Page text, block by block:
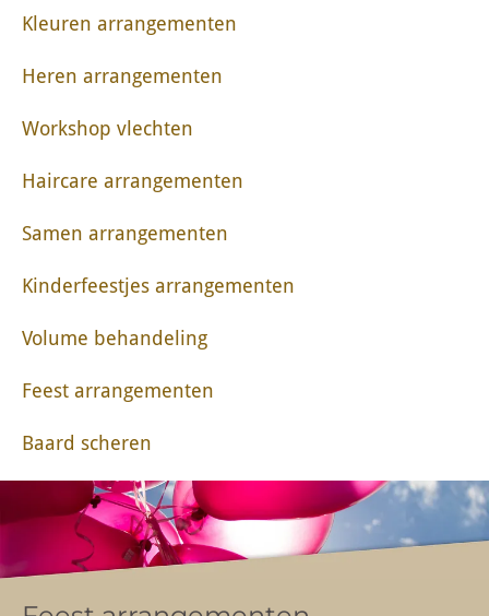
Kleuren arrangementen
Heren arrangementen
Workshop vlechten
Haircare arrangementen
Samen arrangementen
Kinderfeestjes arrangementen
Volume behandeling
Feest arrangementen
Baard scheren